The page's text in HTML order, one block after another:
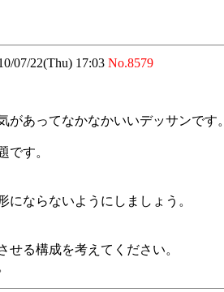
07/22(Thu) 17:03 No.8579
あってなかなかいいデッサンです。
です。
ならないようにしましょう。
る構成を考えてください。